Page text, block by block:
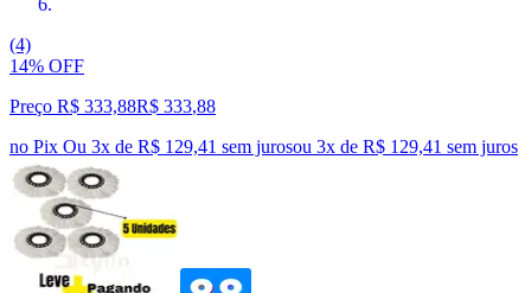
(4)
14% OFF
Preço R$ 333,88R$ 333,88
no Pix Ou 3x de R$ 129,41 sem jurosou 3x de R$ 129,41 sem juros